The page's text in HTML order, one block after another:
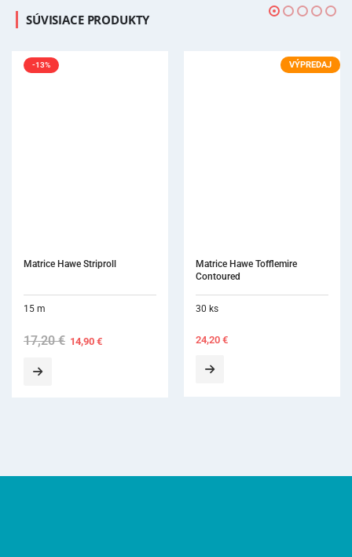
SÚVISIACE PRODUKTY
-13%
Matrice Hawe Striproll
15 m
17,20€ Original
price
14,90€Current
price
VÝPREDAJ
Matrice Hawe Tofflemire
Contoured
30 ks
24,20 €